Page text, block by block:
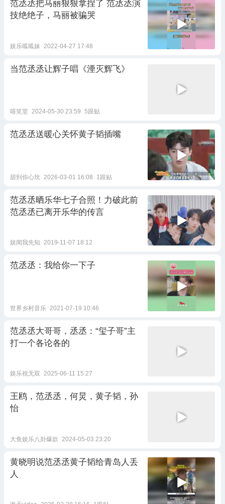
范丞丞把马丽狠狠拿捏了 范丞丞演
技绝绝子，马丽被骗哭
娱乐呱呱妹 2022-04-27 17:48
当范丞丞让辉子唱《湮灭辉飞》
嘻笑堂 2024-05-30 23:59 5跟贴
范丞丞送暖心关怀黄子韬插嘴
甜到你心坎 2026-03-01 16:08 1跟贴
范丞丞晒乐华七子合照！力破此前
范丞丞已离开乐华的传言
娱闻我先知 2019-11-07 18:12
范丞丞：我给你一下子
世界乡村音乐 2021-07-19 10:46
范丞丞大哥哥，丞丞：“玺子哥”主
打一个各论各的
娱乐祝无双 2025-06-11 15:27
王鸥，范丞丞，何炅，黄子韬，孙
怡
大鱼娱乐八卦爆款 2024-05-03 23:20
黄晓明说范丞丞黄子韬给青岛人丢
人